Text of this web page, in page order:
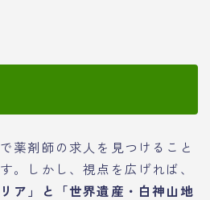
薬剤師の求人を見つけること
。しかし、視点を広げれば、
ア」と「世界遺産・白神山地